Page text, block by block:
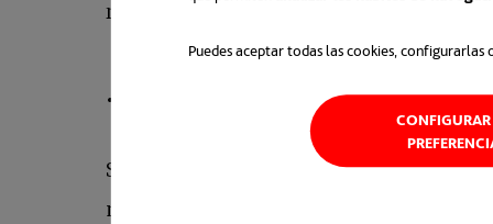
Puedes aceptar todas las cookies, configurarlas
robot realiza las soldaduras con la
… ¿O un futuro con más
Sin embargo, según unestudio
mil expertos tecnológicos, científicos y